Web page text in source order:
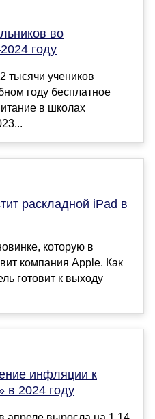
во
году
тысячи учеников
году бесплатное
в школах
раскладной iPad в
которую в
компания Apple. Как
готовит к выходу
инфляции к
в 2024 году